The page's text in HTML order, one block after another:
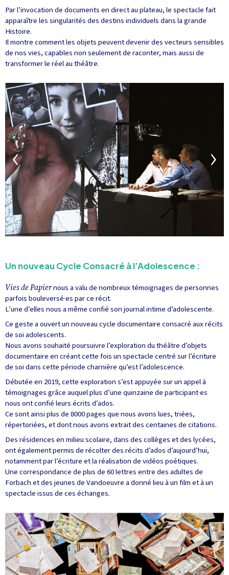
Par l’invocation de documents en direct au plateau, le spectacle fait
apparaître les singularités des destins individuels dans la grande
Histoire.
Il montre comment les objets peuvent devenir des vecteurs sensibles
de nos vies, capables non seulement de raconter, mais aussi de
transformer le réel au théâtre.
Un nouveau Cycle Consacré à l’Adolescence :
Vies de Papiernous a valu de nombreux témoignages de personnes
parfois bouleversé·es par ce récit.
L’une d’elles nous a même confié son journal intime d’adolescente.
Ce geste a ouvert un nouveau cycle documentaire consacré aux récits
de soi adolescents.
Nous avons souhaité poursuivre l’exploration du théâtre d’objets
documentaire en créant cette fois un spectacle centré sur l’écriture
de soi dans cette période charnière qu’est l’adolescence.
Débutée en 2019, cette exploration s’est appuyée sur un appel à
témoignages grâce auquel plus d’une quinzaine de participant·es
nous ont confié leurs écrits d’ados.
Ce sont ainsi plus de 8000 pages que nous avons lues, triées,
répertoriées, et dont nous avons extrait des centaines de citations.
Des résidences en milieu scolaire, dans des collèges et des lycées,
ont également permis de récolter des récits d’ados d’aujourd’hui,
notamment par l’écriture et la réalisation de vidéos poétiques.
Une correspondance de plus de 60 lettres entre des adultes de
Forbach et des jeunes de Vandoeuvre a donné lieu à un film et à un
spectacle issus de ces échanges.